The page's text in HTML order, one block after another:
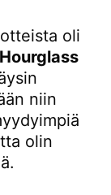
oli
Hourglass
niin
olin